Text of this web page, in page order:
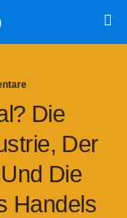
Die
Der
Die
Handels